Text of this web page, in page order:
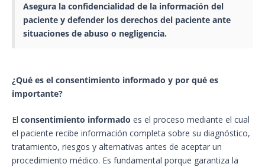
Asegura la confidencialidad de la información del
paciente y defender los derechos del paciente ante
situaciones de abuso o negligencia.
¿Qué es el consentimiento informado y por qué es
importante?
El consentimiento informado es el proceso mediante el cual
el paciente recibe información completa sobre su diagnóstico,
tratamiento, riesgos y alternativas antes de aceptar un
procedimiento médico. Es fundamental porque garantiza la